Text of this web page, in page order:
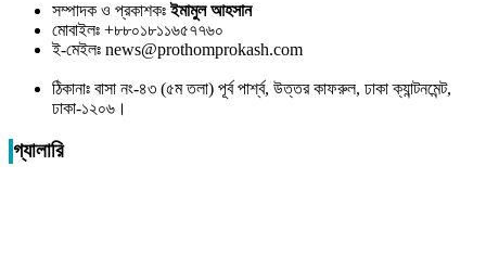
সম্পাদক ও প্রকাশকঃইমামুল আহসান
মোবাইলঃ +৮৮০১৮১১৬৫৭৭৬০
ই-মেইলঃ news@prothomprokash.com
ঠিকানাঃ বাসা নং-৪৩ (৫ম তলা) পূর্ব পার্শ্ব, উত্তর কাফরুল, ঢাকা ক্যান্টনমেন্ট,
ঢাকা-১২০৬।
গ্যালারি